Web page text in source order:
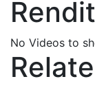
No Videos to